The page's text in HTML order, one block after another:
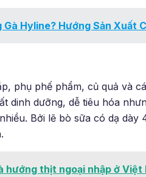
Gà Hyline? Hướng Sản Xuất
phụ phế phẩm, củ quả và
dinh dưỡng, dễ tiêu hóa
Bởi lẽ bò sữa có dạ dày
hướng thịt ngoại nhập ở Việt